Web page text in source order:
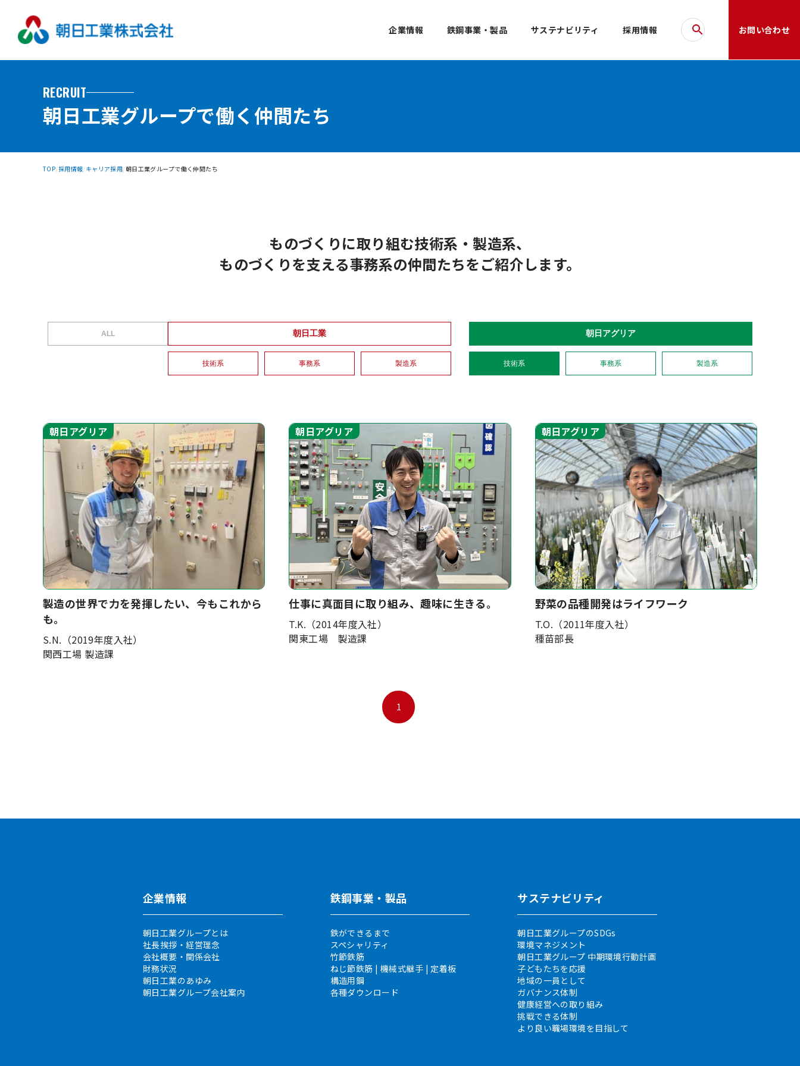
企業情報 鉄鋼事業・製品 サステナビリティ 採用情報 お問い合わせ
RECRUIT
朝日工業グループで働く仲間たち
TOP 採用情報 キャリア採用 朝日工業グループで働く仲間たち
ものづくりに取り組む技術系・製造系、
ものづくりを支える事務系の仲間たちをご紹介します。
ALL 朝日工業
技術系 事務系 製造系
朝日アグリア
技術系 事務系 製造系
朝日アグリア
製造の世界で力を発揮したい、今もこれから
も。
S.N.（2019年度入社）
関西工場 製造課
朝日アグリア
仕事に真面目に取り組み、趣味に生きる。
T.K.（2014年度入社）
関東工場 製造課
朝日アグリア
野菜の品種開発はライフワーク
T.O.（2011年度入社）
種苗部長
1
企業情報
朝日工業グループとは
社長挨拶・経営理念
会社概要・関係会社
財務状況
朝日工業のあゆみ
朝日工業グループ会社案内
鉄鋼事業・製品
鉄ができるまで
スペシャリティ
竹節鉄筋
ねじ節鉄筋 | 機械式継手 | 定着板
構造用鋼
各種ダウンロード
サステナビリティ
朝日工業グループのSDGs
環境マネジメント
朝日工業グループ 中期環境行動計画
子どもたちを応援
地域の一員として
ガバナンス体制
健康経営への取り組み
挑戦できる体制
より良い職場環境を目指して